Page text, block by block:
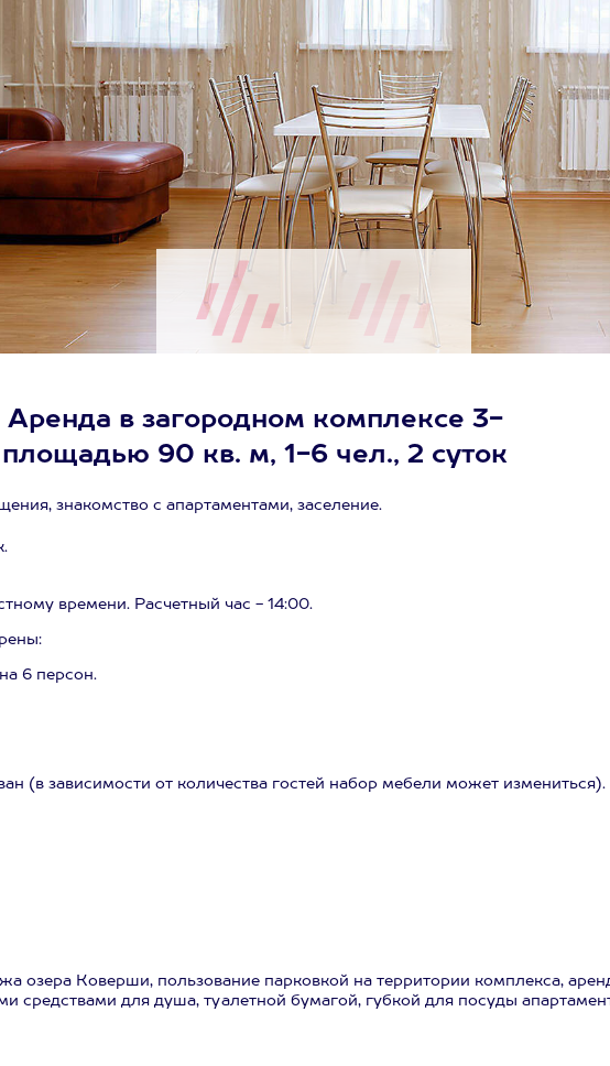
в загородном комплексе 3-
90 кв. м, 1-6 чел., 2 суток
знакомство с апартаментами, заселение.
времени. Расчетный час - 14:00.
6 персон.
(в зависимости от количества гостей набор мебели может измениться).
озера Коверши, пользование парковкой на территории комплекса,
средствами для душа, туалетной бумагой, губкой для посуды